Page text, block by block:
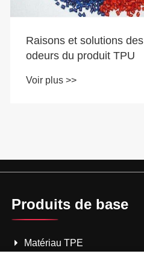
Raisons et solutions des
odeurs du produit TPU
Voir plus >>
Produits de base
Matériau TPE